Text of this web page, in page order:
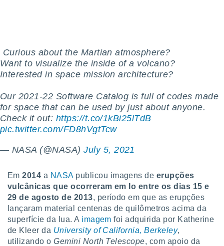
️ Curious about the Martian atmosphere?
Want to visualize the inside of a volcano?
Interested in space mission architecture?
Our 2021-22 Software Catalog is full of codes made
for space that can be used by just about anyone.
Check it out: https://t.co/1kBi25lTdB
pic.twitter.com/FD8hVgtTcw
— NASA (@NASA)July 5, 2021
Em2014 a NASApublicou imagens de erupções
vulcânicas que ocorreram em Io entre os dias 15 e
29 de agosto de 2013, período em que as erupções
lançaram material centenas de quilômetros acima da
superfície da lua. A imagem foi adquirida por Katherine
de Kleer da University of California, Berkeley,
utilizando oGemini North Telescope, com apoio da